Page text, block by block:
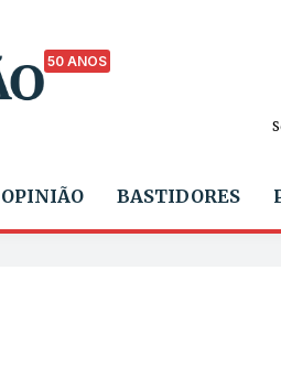
50 ANOS
OPINIÃO BASTIDORES